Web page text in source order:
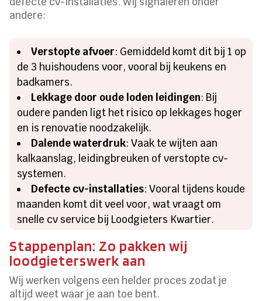
andere:
Verstopte afvoer: Gemiddeld komt dit bij 1 op
de 3 huishoudens voor, vooral bij keukens en
badkamers.
Lekkage door oude loden leidingen: Bij
oudere panden ligt het risico op lekkages hoger
en is renovatie noodzakelijk.
Dalende waterdruk: Vaak te wijten aan
kalkaanslag, leidingbreuken of verstopte cv-
systemen.
Defecte cv-installaties: Vooral tijdens koude
maanden komt dit veel voor, wat vraagt om
snelle cv service bij Loodgieters Kwartier.
Stappenplan: Zo pakken wij
loodgieterswerk aan
Wij werken volgens een helder proces zodat je
altijd weet waar je aan toe bent.